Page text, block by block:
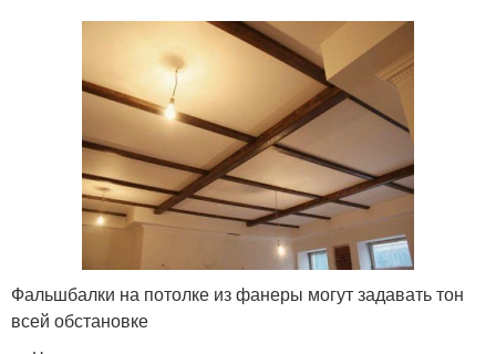
Фальшбалки на потолке из фанеры могут задавать тон
всей обстановке